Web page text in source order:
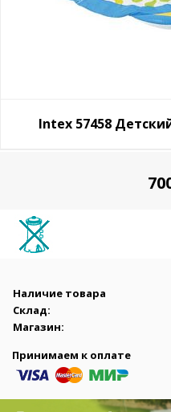
Intex 57458
Наличие товара
Склад:
Магазин:
Принимаем к оплате